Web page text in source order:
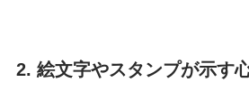
2. 絵文字やスタンプが示す